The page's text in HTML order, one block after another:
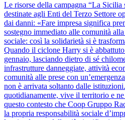
Le risorse della campagna “La Sicilia
destinate agli Enti del Terzo Settore
dai danni: «Fare impresa significa
sostegno immediato alle comunità
sociale: così la solidarietà si è
Quando il ciclone Harry si è
gennaio, lasciando dietro di sé
infrastrutture danneggiate, attività
comunità alle prese con
non è arrivata soltanto dalle
quotidianamente, vive il territorio e
questo contesto che Coop Gruppo
la propria responsabilità sociale